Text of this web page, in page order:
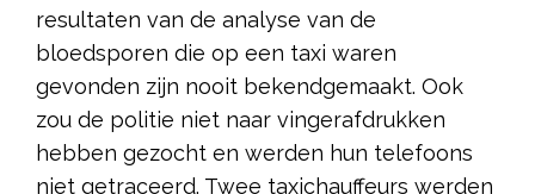
resultaten van de analyse van de
bloedsporen die op een taxi waren
gevonden zijn nooit bekendgemaakt. Ook
zou de politie niet naar vingerafdrukken
hebben gezocht en werden hun telefoons
niet getraceerd. Twee taxichauffeurs werden